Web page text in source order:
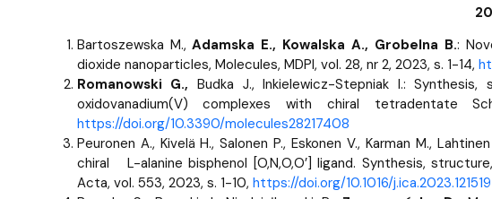
Bartoszewska M.,Adamska E., Kowalska A., Grobelna B.:
dioxide nanoparticles, Molecules, MDPI, vol. 28, nr 2, 2023, s. 1-14,
Romanowski G., Budka J., Inkielewicz-Stepniak I.:
oxidovanadium(V) complexes with chiral tetradentate
https://doi.org/10.3390/molecules28217408
Peuronen A., Kivelä H., Salonen P., Eskonen V., Karman M., Lahtinen
chiral L-alanine bisphenol [O,N,O,O’] ligand. Synthesis,
Acta, vol. 553, 2023, s. 1-10, https://doi.org/10.1016/j.ica.2023.121519